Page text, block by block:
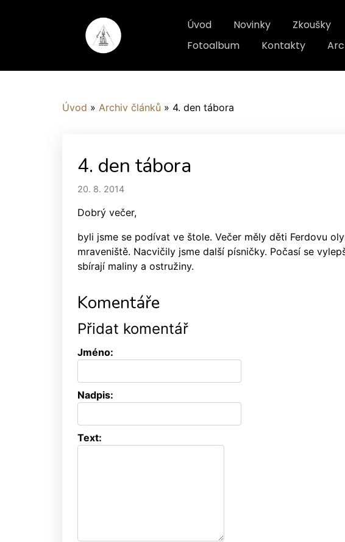
Úvod Novinky Zkoušky
Fotoalbum
Kontakty
Úvod » Archiv článků » 4. den tábora
4. den tábora
20. 8. 2014
Dobrý večer,
byli jsme se podívat ve štole. Večer měly děti Ferdovu
mraveniště. Nacvičily jsme další písničky. Počasí se
sbírají maliny a ostružiny.
Komentáře
Přidat komentář
Jméno:
Nadpis:
Text: